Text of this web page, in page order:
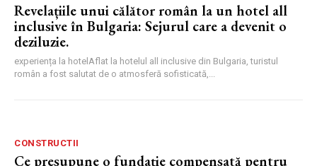
Revelațiile unui călător român la un hotel all
inclusive în Bulgaria: Sejurul care a devenit o
deziluzie.
experiența la hotelAflat la hotelul all inclusive din Bulgaria, turistul
român a fost salutat de o atmosferă sofisticată,...
CONSTRUCTII
Ce presupune o fundație compensată pentru